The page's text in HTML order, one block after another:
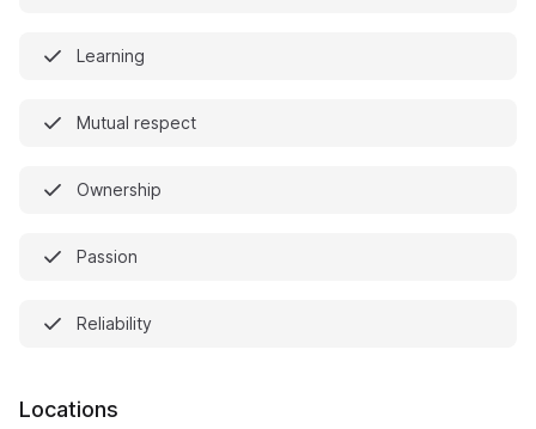
Learning
Mutual respect
Ownership
Passion
Reliability
Locations